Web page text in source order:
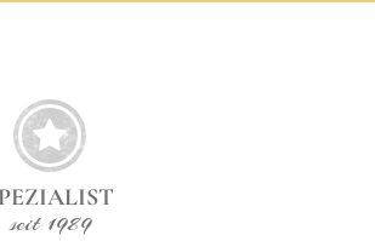
für lange Freude: Polyester,
seit 1989